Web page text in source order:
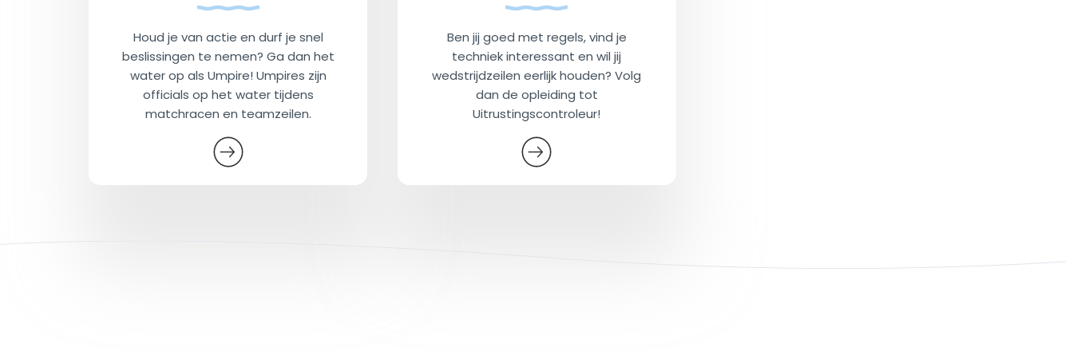
Houd je van actie en durf je snel
beslissingen te nemen? Ga dan het
water op als Umpire! Umpires zijn
officials op het water tijdens
matchracen en teamzeilen.
Ben jij goed met regels, vind je
techniek interessant en wil jij
wedstrijdzeilen eerlijk houden? Volg
dan de opleiding tot
Uitrustingscontroleur!